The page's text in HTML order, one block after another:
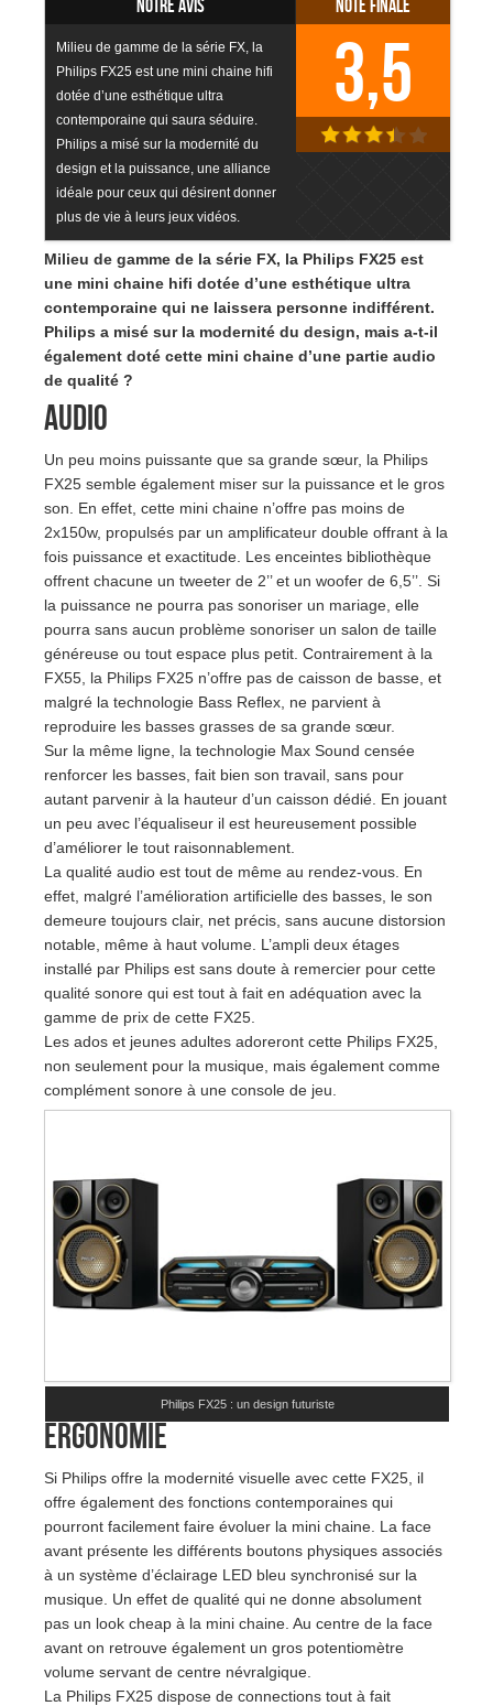
Notre avis
Milieu de gamme de la série FX, la
Philips FX25 est une mini chaine hifi
dotée d’une esthétique ultra
contemporaine qui saura séduire.
Philips a misé sur la modernité du
design et la puissance, une alliance
idéale pour ceux qui désirent donner
plus de vie à leurs jeux vidéos.
Note finale
3,5
Milieu de gamme de la série FX, la Philips FX25 est
une mini chaine hifi dotée d’une esthétique ultra
contemporaine qui ne laissera personne indifférent.
Philips a misé sur la modernité du design, mais a-t-il
également doté cette mini chaine d’une partie audio
de qualité ?
Audio
Un peu moins puissante que sa grande sœur, la Philips
FX25 semble également miser sur la puissance et le gros
son. En effet, cette mini chaine n’offre pas moins de
2x150w, propulsés par un amplificateur double offrant à la
fois puissance et exactitude. Les enceintes bibliothèque
offrent chacune un tweeter de 2’’ et un woofer de 6,5’’. Si
la puissance ne pourra pas sonoriser un mariage, elle
pourra sans aucun problème sonoriser un salon de taille
généreuse ou tout espace plus petit. Contrairement à la
FX55, la Philips FX25 n’offre pas de caisson de basse, et
malgré la technologie Bass Reflex, ne parvient à
reproduire les basses grasses de sa grande sœur.
Sur la même ligne, la technologie Max Sound censée
renforcer les basses, fait bien son travail, sans pour
autant parvenir à la hauteur d’un caisson dédié. En jouant
un peu avec l’équaliseur il est heureusement possible
d’améliorer le tout raisonnablement.
La qualité audio est tout de même au rendez-vous. En
effet, malgré l’amélioration artificielle des basses, le son
demeure toujours clair, net précis, sans aucune distorsion
notable, même à haut volume. L’ampli deux étages
installé par Philips est sans doute à remercier pour cette
qualité sonore qui est tout à fait en adéquation avec la
gamme de prix de cette FX25.
Les ados et jeunes adultes adoreront cette Philips FX25,
non seulement pour la musique, mais également comme
complément sonore à une console de jeu.
Philips FX25 : un design futuriste
Ergonomie
Si Philips offre la modernité visuelle avec cette FX25, il
offre également des fonctions contemporaines qui
pourront facilement faire évoluer la mini chaine. La face
avant présente les différents boutons physiques associés
à un système d’éclairage LED bleu synchronisé sur la
musique. Un effet de qualité qui ne donne absolument
pas un look cheap à la mini chaine. Au centre de la face
avant on retrouve également un gros potentiomètre
volume servant de centre névralgique.
La Philips FX25 dispose de connections tout à fait